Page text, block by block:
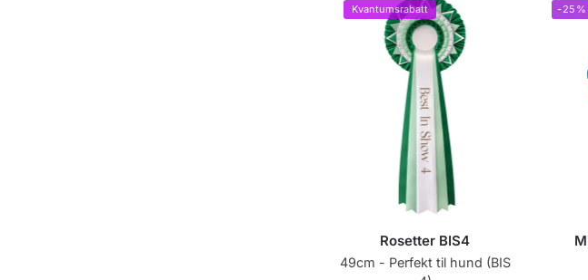
Kvantumsrabatt
Rosetter BIS4
49cm - Perfekt til hund (BIS
-25%